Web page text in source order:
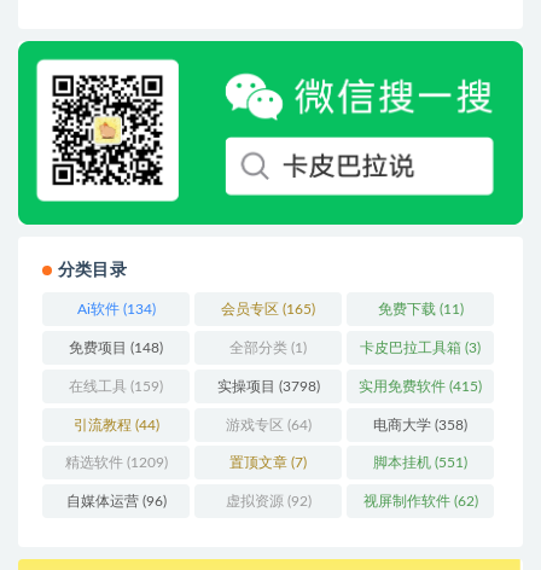
分类目录
Ai软件(134) 会员专区 (165) 免费下载 (11)
免费项目 (148) 全部分类 (1) 卡皮巴拉工具箱 (3)
在线工具 (159) 实操项目 (3798) 实用免费软件 (415)
引流教程 (44) 游戏专区 (64) 电商大学 (358)
精选软件(1209) 置顶文章 (7) 脚本挂机 (551)
自媒体运营(96) 虚拟资源 (92) 视屏制作软件(62)